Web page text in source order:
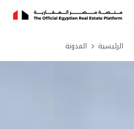
الرئيسية المدونة